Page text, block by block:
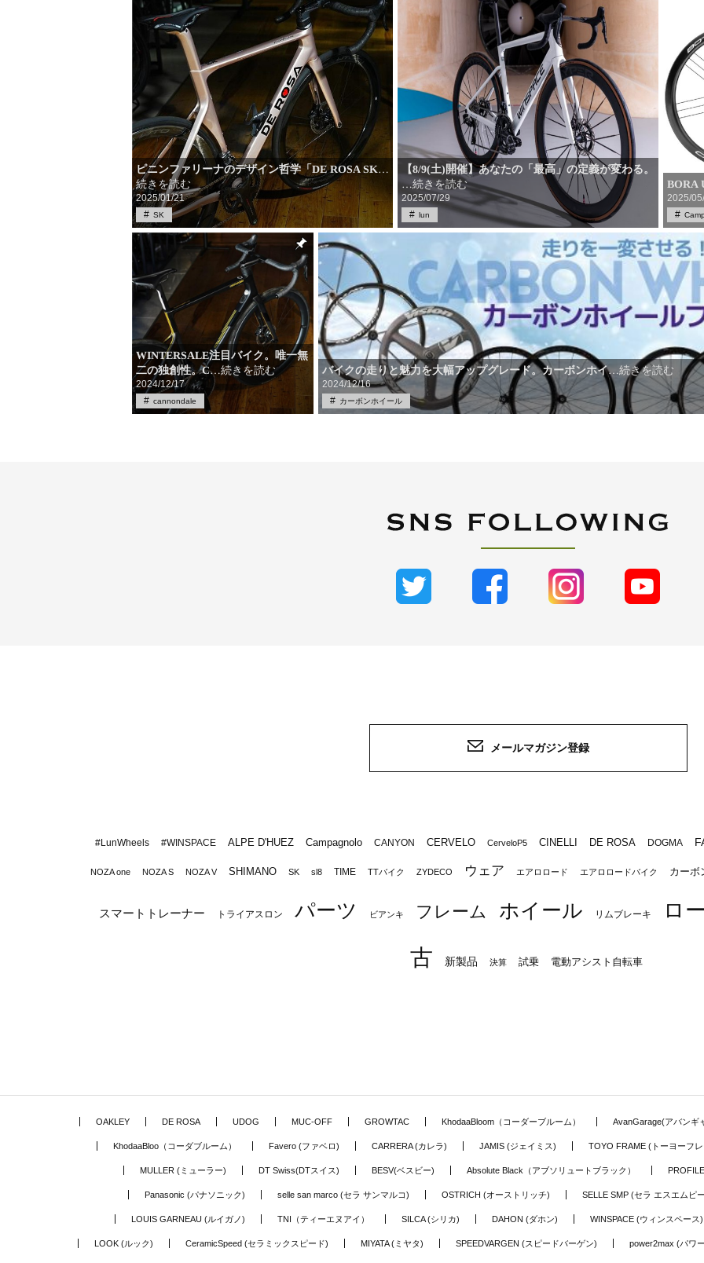
ピニンファリーナのデザイン哲学「DE ROSA SK…
続きを読む
2025/01/21
SK
【8/9(土)開催】あなたの「最高」の定義が変わる。
…続きを読む
2025/07/29
lun
BORA
2025/
WINTERSALE注目バイク。唯一無
二の独創性。C…続きを読む
2024/12/17
cannondale
バイクの走りと魅力を大幅アップグレード。カーボンホイ…続きを読む
2024/12/16
カーボンホイール
メールマガジン登録
#LunWheels #WINSPACE ALPE D'HUEZ Campagnolo CANYON CERVELO CerveloP5 CINELLI DE ROSA DOGMA
NOZA one NOZA S NOZA V SHIMANO SK sl8 TIME TTバイク ZYDECO ウェア エアロロード エアロロードバイク カーボ
スマートトレーナー トライアスロン パーツ ビアンキ フレーム ホイール リムブレーキ ロ
古 新製品 決算 試乗 電動アシスト自転車
OAKLEY DE ROSA UDOG MUC-OFF GROWTAC KhodaaBloom（コーダーブルーム） AvanGarage(アバンギ
KhodaaBloo（コーダブルーム） Favero (ファベロ) CARRERA (カレラ) JAMIS (ジェイミス) TOYO FRAME (トーヨーフ
MULLER (ミューラー) DT Swiss(DTスイス) BESV(ベスビー) Absolute Black（アブソリュートブラック）
Panasonic (パナソニック) selle san marco (セラ サンマルコ) OSTRICH (オーストリッチ) SELLE SMP (セラ エスエムピ
LOUIS GARNEAU (ルイガノ) TNI（ティーエヌアイ） SILCA (シリカ) DAHON (ダホン) WINSPACE (ウィンスペース)
LOOK (ルック) CeramicSpeed (セラミックスピード) MIYATA (ミヤタ) SPEEDVARGEN (スピードバーゲン) power2max (パワ